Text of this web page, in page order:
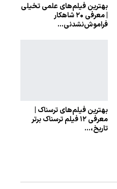
بهترین فیلم‌های علمی تخیلی
| معرفی ۲۰ شاهکار
فراموش‌نشدنی…
بهترین فیلم‌های ترسناک |
معرفی ۱۲ فیلم ترسناک برتر
تاریخ،…